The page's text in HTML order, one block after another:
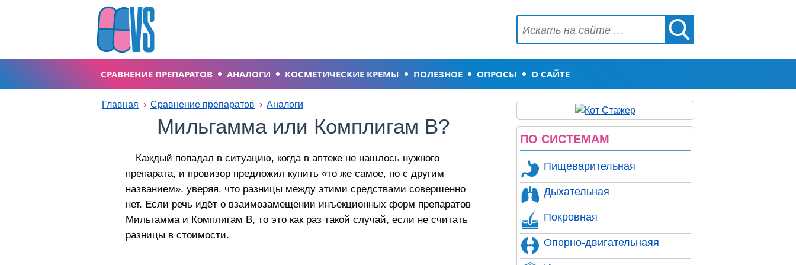
СРАВНЕНИЕ ПРЕПАРАТОВ АНАЛОГИ КОСМЕТИЧЕСКИЕ КРЕМЫ ПОЛЕЗНОЕ ОПРОСЫ О САЙТЕ
Главная Сравнение препаратов Аналоги
Мильгамма или Комплигам В?
Каждый попадал в ситуацию, когда в аптеке не нашлось нужного
препарата, и провизор предложил купить «то же самое, но с другим
названием», уверяя, что разницы между этими средствами совершенно
нет. Если речь идёт о взаимозамещении инъекционных форм препаратов
Мильгамма и Комплигам В, то это как раз такой случай, если не считать
разницы в стоимости.
ПО СИСТЕМАМ
Пищеварительная
Дыхательная
Покровная
Опорно-двигательнаяя